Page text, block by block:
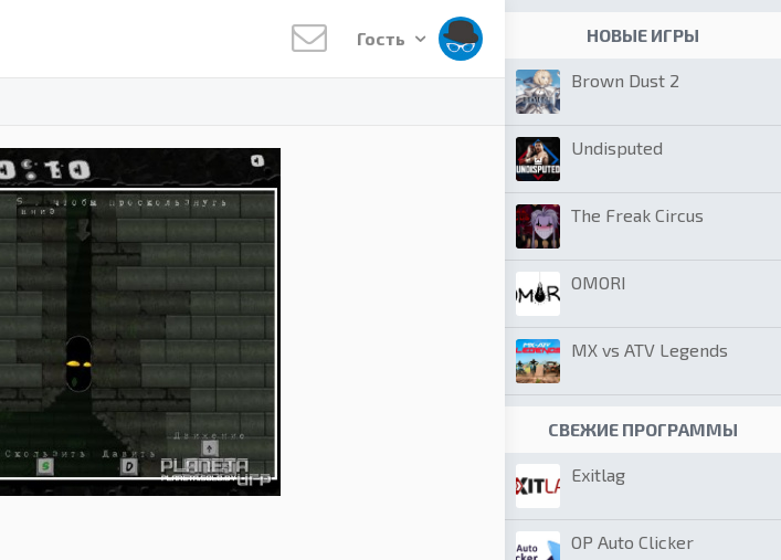
Гость НОВЫЕ ИГРЫ
Brown Dust 2
Undisputed
The Freak Circus
OMORI
MX vs ATV Legends
СВЕЖИЕ ПРОГРАММЫ
Exitlag
OP Auto Clicker